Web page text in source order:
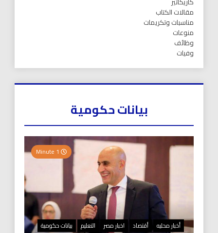
مقالات الكتاب
مناسبات وتكريمات
منوعات
وظائف
وفيات
بيانات حكومية
أخبار محليه أقتصاد اخبار مصر التعليم بيانات حكومية